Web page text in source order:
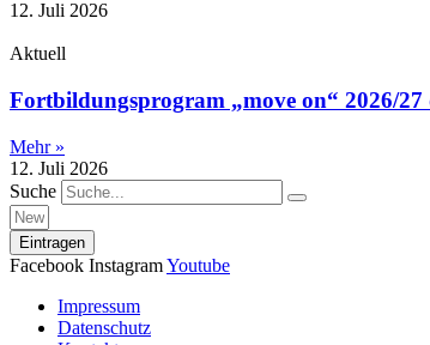
12. Juli 2026
Aktuell
Fortbildungsprogram „move on“ 2026/
Mehr »
12. Juli 2026
Suche
Eintragen
Facebook InstagramYoutube
Impressum
Datenschutz